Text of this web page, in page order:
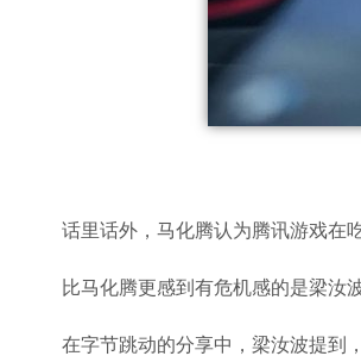
话里话外，马化腾认为腾讯游戏在
比马化腾更感到有危机感的是梁汝波
在字节跳动的分享中，梁汝波提到